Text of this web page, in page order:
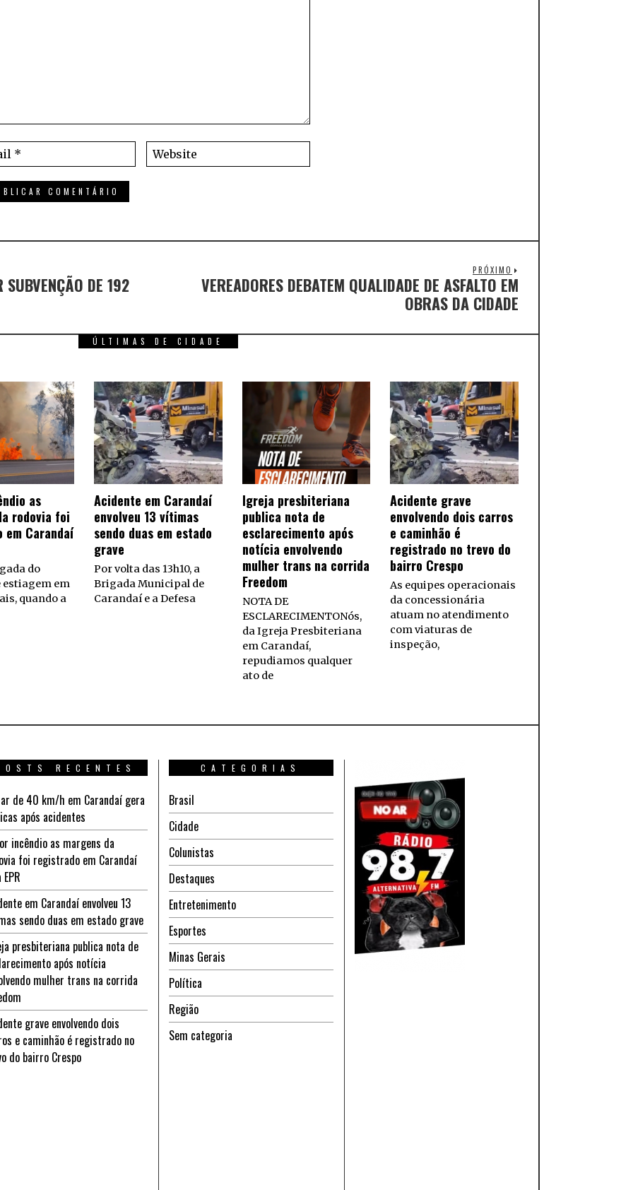
SUBVENÇÃO DE 192
PRÓXIMO
VEREADORES DEBATEM QUALIDADE DE ASFALTO EM
OBRAS DA CIDADE
ÚLTIMAS DE CIDADE
as
rodovia foi
Carandaí
do
estiagem em
quando a
Acidente em Carandaí
envolveu 13 vítimas
sendo duas em estado
grave
Por volta das 13h10, a
Brigada Municipal de
Carandaí e a Defesa
Igreja presbiteriana
publica nota de
esclarecimento após
notícia envolvendo
mulher trans na corrida
Freedom
NOTA DE
ESCLARECIMENTONós,
da Igreja Presbiteriana
em Carandaí,
repudiamos qualquer
ato de
Acidente grave
envolvendo dois carros
e caminhão é
registrado no trevo do
bairro Crespo
As equipes operacionais
da concessionária
atuam no atendimento
com viaturas de
inspeção,
RECENTES
de 40 km/h em Carandaí gera
após acidentes
incêndio as margens da
foi registrado em Carandaí
em Carandaí envolveu 13
sendo duas em estado grave
presbiteriana publica nota de
após notícia
mulher trans na corrida
grave envolvendo dois
e caminhão é registrado no
do bairro Crespo
CATEGORIAS
Brasil
Cidade
Colunistas
Destaques
Entretenimento
Esportes
Minas Gerais
Política
Região
Sem categoria